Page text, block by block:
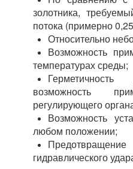
золотника,
потока (примерно
Относительно
Возможность
температурах среды;
возможность
регулирующего
Возможность
любом положении;
гидравлического